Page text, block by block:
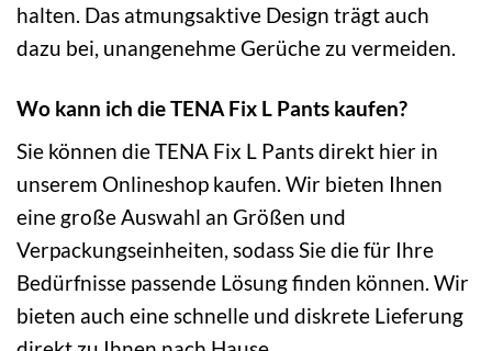
halten. Das atmungsaktive Design trägt auch
dazu bei, unangenehme Gerüche zu vermeiden.
Wo kann ich die TENA Fix L Pants kaufen?
Sie können die TENA Fix L Pants direkt hier in
unserem Onlineshop kaufen. Wir bieten Ihnen
eine große Auswahl an Größen und
Verpackungseinheiten, sodass Sie die für Ihre
Bedürfnisse passende Lösung finden können. Wir
bieten auch eine schnelle und diskrete Lieferung